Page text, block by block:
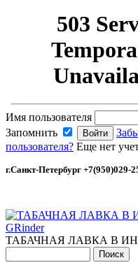
Имя пользователя
Запомнить
пользователя? Еще нет
г.Санкт-Петербург +7(950)029-
GRinder
ТАБАЧНАЯ ЛАВКА В